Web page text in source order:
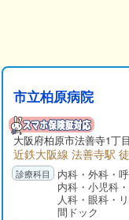
市立柏原病院
大阪府柏原市法善寺1丁
近鉄大阪線 法善寺駅
内科・外科・
内科・小児科
人科・眼科・
間ドック